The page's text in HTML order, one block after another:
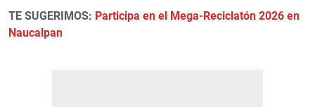
TE SUGERIMOS: Participa en el Mega-Reciclatón 2026 en
Naucalpan